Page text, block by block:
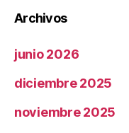
Archivos
junio 2026
diciembre 2025
noviembre 2025